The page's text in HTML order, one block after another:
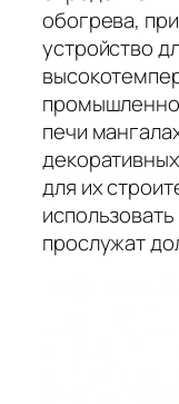
обогрева,
устройство
печи
для их
прослужат